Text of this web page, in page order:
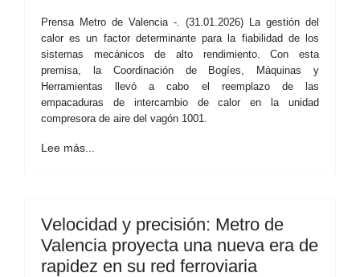
Prensa Metro de Valencia -. (31.01.2026) La gestión del
calor es un factor determinante para la fiabilidad de los
sistemas mecánicos de alto rendimiento. Con esta
premisa, la Coordinación de Bogíes, Máquinas y
Herramientas llevó a cabo el reemplazo de las
empacaduras de intercambio de calor en la unidad
compresora de aire del vagón 1001.
Lee más...
Velocidad y precisión: Metro de
Valencia proyecta una nueva era de
rapidez en su red ferroviaria